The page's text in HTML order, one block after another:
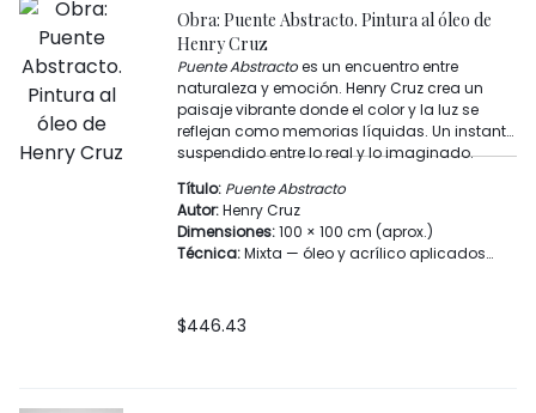
latinoamericano, retrato
Firma:
Henry Cruz
Puente Abstractoes un encuentro entre
naturaleza y emoción. Henry Cruz crea un
paisaje vibrante donde el color y la luz se
reflejan como memorias líquidas. Un instante
suspendido entre lo real y lo imaginado.
Título: Puente Abstracto
Autor:Henry Cruz
Dimensiones:100 × 100 cm (aprox.)
Técnica:Mixta — óleo y acrílico aplicados
Categoría:
Materiales:
Obra: Puente Abstracto. Pintura al óleo de
Henry Cruz
$446.43